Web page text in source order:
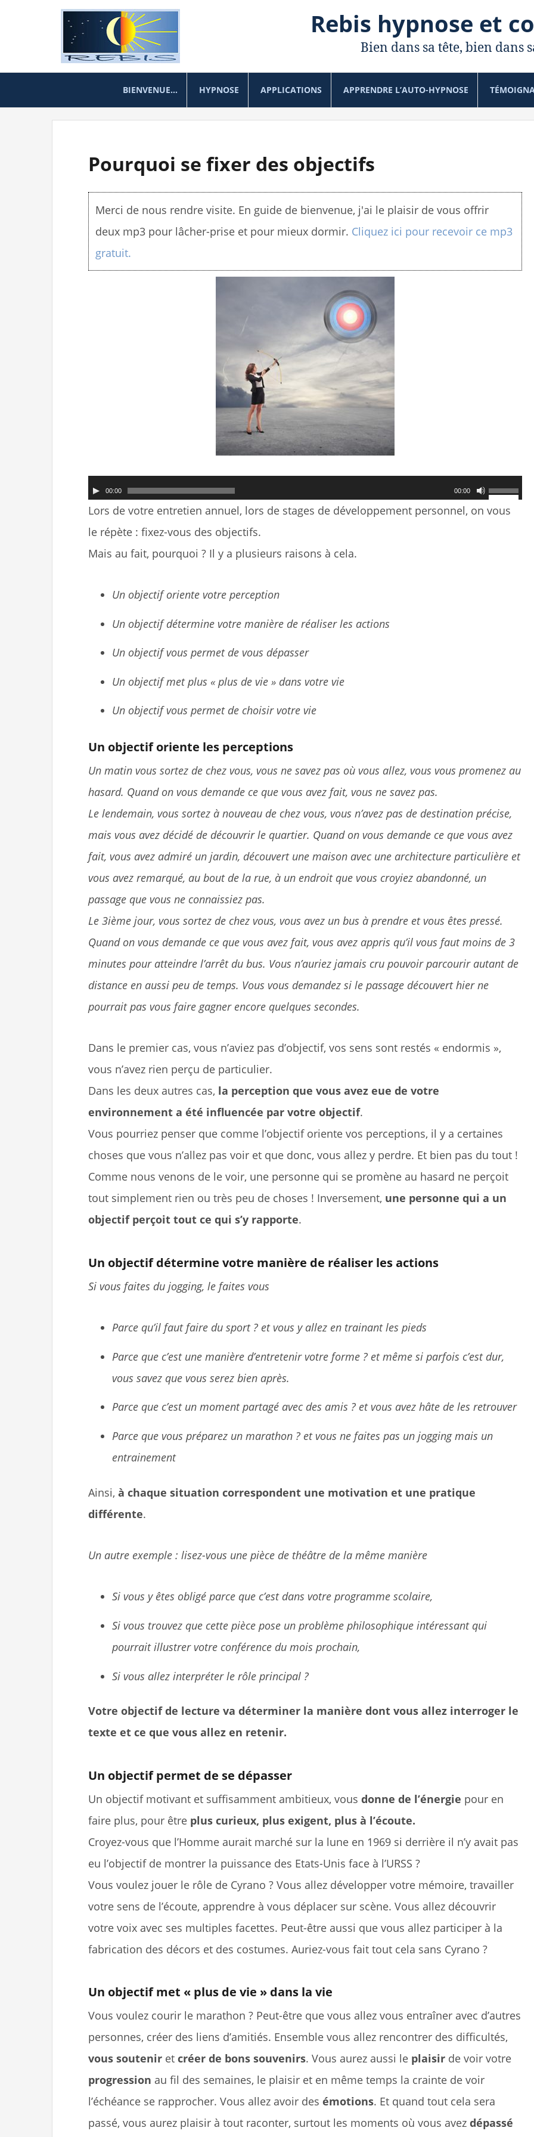
e
Rebis hypnose et
Bien dans sa tête, bien dans
BIENVENUE… HYPNOSE APPLICATIONS APPRENDRE L’AUTO-HYPNOSE
Pourquoi se fixer des objectifs
Merci de nous rendre visite. En guide de bienvenue, j'ai le plaisir de vous offrir
deux mp3 pour lâcher-prise et pour mieux dormir. Cliquez ici pour recevoir ce mp3
gratuit.
Lecteur
audio
00:00 00:00
Utilisez
les
Lors de votre entretien annuel, lors de stages de développement personnel, on vous
le répète : fixez-vous des objectifs.
Mais au fait, pourquoi ? Il y a plusieurs raisons à cela.
Un objectif oriente votre perception
Un objectif détermine votre manière de réaliser les actions
Un objectif vous permet de vous dépasser
Un objectif met plus « plus de vie » dans votre vie
Un objectif vous permet de choisir votre vie
Un objectif oriente les perceptions
Un matin vous sortez de chez vous, vous ne savez pas où vous allez, vous vous promenez au
hasard. Quand on vous demande ce que vous avez fait, vous ne savez pas.
Le lendemain, vous sortez à nouveau de chez vous, vous n’avez pas de destination précise,
mais vous avez décidé de découvrir le quartier. Quand on vous demande ce que vous avez
fait, vous avez admiré un jardin, découvert une maison avec une architecture particulière et
vous avez remarqué, au bout de la rue, à un endroit que vous croyiez abandonné, un
passage que vous ne connaissiez pas.
Le 3ième jour, vous sortez de chez vous, vous avez un bus à prendre et vous êtes pressé.
Quand on vous demande ce que vous avez fait, vous avez appris qu’il vous faut moins de 3
minutes pour atteindre l’arrêt du bus. Vous n’auriez jamais cru pouvoir parcourir autant de
distance en aussi peu de temps. Vous vous demandez si le passage découvert hier ne
pourrait pas vous faire gagner encore quelques secondes.
Dans le premier cas, vous n’aviez pas d’objectif, vos sens sont restés « endormis »,
vous n’avez rien perçu de particulier.
Dans les deux autres cas, la perception que vous avez eue de votre
environnement a été influencée par votre objectif.
Vous pourriez penser que comme l’objectif oriente vos perceptions, il y a certaines
choses que vous n’allez pas voir et que donc, vous allez y perdre. Et bien pas du tout !
Comme nous venons de le voir, une personne qui se promène au hasard ne perçoit
tout simplement rien ou très peu de choses ! Inversement, une personne qui a un
objectif perçoit tout ce qui s’y rapporte.
Un objectif détermine votre manière de réaliser les actions
Si vous faites du jogging, le faites vous
Parce qu’il faut faire du sport ? et vous y allez en trainant les pieds
Parce que c’est une manière d’entretenir votre forme ? et même si parfois c’est dur,
vous savez que vous serez bien après.
Parce que c’est un moment partagé avec des amis ? et vous avez hâte de les retrouver
Parce que vous préparez un marathon ? et vous ne faites pas un jogging mais un
entrainement
Ainsi, à chaque situation correspondent une motivation et une pratique
différente.
Un autre exemple : lisez-vous une pièce de théâtre de la même manière
Si vous y êtes obligé parce que c’est dans votre programme scolaire,
Si vous trouvez que cette pièce pose un problème philosophique intéressant qui
pourrait illustrer votre conférence du mois prochain,
Si vous allez interpréter le rôle principal ?
Votre objectif de lecture va déterminer la manière dont vous allez interroger le
texte et ce que vous allez en retenir.
Un objectif permet de se dépasser
Un objectif motivant et suffisamment ambitieux, vous donne de l’énergie pour en
faire plus, pour être plus curieux, plus exigent, plus à l’écoute.
Croyez-vous que l’Homme aurait marché sur la lune en 1969 si derrière il n’y avait pas
eu l’objectif de montrer la puissance des Etats-Unis face à l’URSS ?
Vous voulez jouer le rôle de Cyrano ? Vous allez développer votre mémoire, travailler
votre sens de l’écoute, apprendre à vous déplacer sur scène. Vous allez découvrir
votre voix avec ses multiples facettes. Peut-être aussi que vous allez participer à la
fabrication des décors et des costumes. Auriez-vous fait tout cela sans Cyrano ?
Un objectif met « plus de vie » dans la vie
Vous voulez courir le marathon ? Peut-être que vous allez vous entraîner avec d’autres
personnes, créer des liens d’amitiés. Ensemble vous allez rencontrer des difficultés,
vous soutenir et créer de bons souvenirs. Vous aurez aussi le plaisir de voir votre
progression au fil des semaines, le plaisir et en même temps la crainte de voir
l’échéance se rapprocher. Vous allez avoir des émotions. Et quand tout cela sera
passé, vous aurez plaisir à tout raconter, surtout les moments où vous avez dépassé